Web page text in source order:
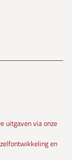
uitgaven via onze
en